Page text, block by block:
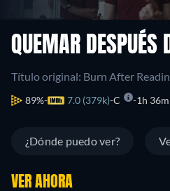
QUEMAR DESPUÉS
Título original: Burn After
89% 7.0 (379k) C 1h
¿Dónde puedo ver?
VER AHORA